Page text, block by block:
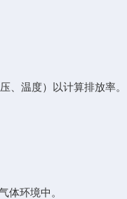
、温度）以计算排放率。
体环境中。